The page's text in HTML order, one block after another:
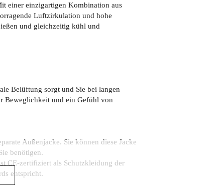
einer einzigartigen Kombination aus
Luftzirkulation und hohe
und gleichzeitig kühl und
Belüftung sorgt und Sie bei langen
Beweglichkeit und ein Gefühl von
Außenjacke. Sie können diese Jacke
benötigen.
CE-zertifiziert als Schutzkleidung der
entspricht.